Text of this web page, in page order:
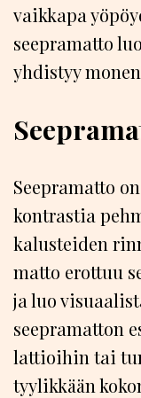
vaikkapa
seepramatto
yhdistyy
Seepramatto
kontrastia
kalusteiden
matto erottuu
ja luo
seepramatton
lattioihin tai
tyylikkään